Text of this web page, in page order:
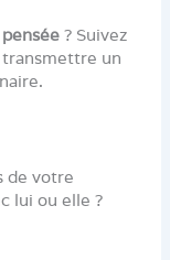
? Suivez
transmettre un
de votre
lui ou elle ?